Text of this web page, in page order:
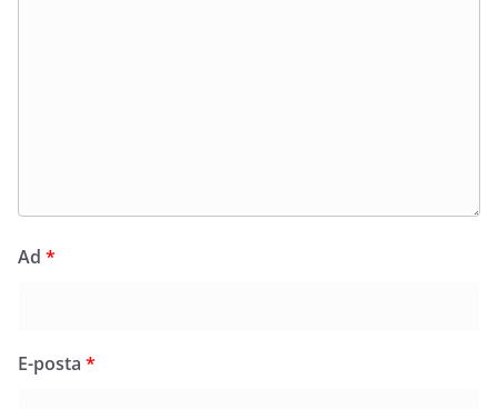
Ad *
E-posta *